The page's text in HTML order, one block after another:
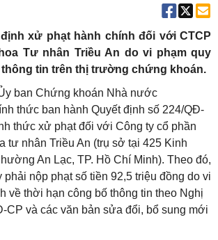
xử phạt hành chính đối với CTCP
Tư nhân Triều An do vi phạm quy
tin trên thị trường chứng khoán.
ban Chứng khoán Nhà nước
thức ban hành Quyết định số 224/QĐ-
thức xử phạt đối với Công ty cổ phần
tư nhân Triều An (trụ sở tại 425 Kinh
An Lạc, TP. Hồ Chí Minh). Theo đó,
phải nộp phạt số tiền 92,5 triệu đồng do vi
về thời hạn công bố thông tin theo Nghị
CP và các văn bản sửa đổi, bổ sung mới